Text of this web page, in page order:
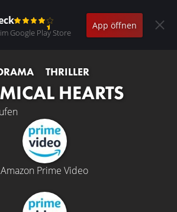
Google Play Store
App öffnen
THRILLER
HEARTS
Amazon Prime Video